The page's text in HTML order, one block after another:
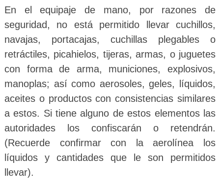
En el equipaje de mano, por razones de
seguridad, no está permitido llevar cuchillos,
navajas, portacajas, cuchillas plegables o
retráctiles, picahielos, tijeras, armas, o juguetes
con forma de arma, municiones, explosivos,
manoplas; así como aerosoles, geles, líquidos,
aceites o productos con consistencias similares
a estos. Si tiene alguno de estos elementos las
autoridades los confiscarán o retendrán.
(Recuerde confirmar con la aerolínea los
líquidos y cantidades que le son permitidos
llevar).